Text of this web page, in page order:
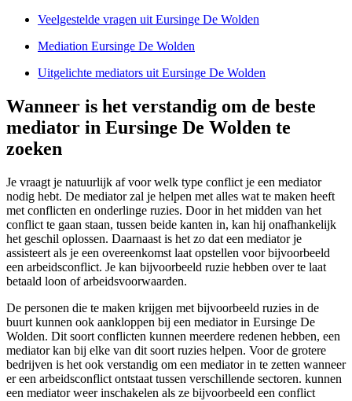
Veelgestelde vragen uit Eursinge De Wolden
Mediation Eursinge De Wolden
Uitgelichte mediators uit Eursinge De Wolden
Wanneer is het verstandig om de beste
mediator in Eursinge De Wolden te
zoeken
Je vraagt je natuurlijk af voor welk type conflict je een mediator
nodig hebt. De mediator zal je helpen met alles wat te maken heeft
met conflicten en onderlinge ruzies. Door in het midden van het
conflict te gaan staan, tussen beide kanten in, kan hij onafhankelijk
het geschil oplossen. Daarnaast is het zo dat een mediator je
assisteert als je een overeenkomst laat opstellen voor bijvoorbeeld
een arbeidsconflict. Je kan bijvoorbeeld ruzie hebben over te laat
betaald loon of arbeidsvoorwaarden.
De personen die te maken krijgen met bijvoorbeeld ruzies in de
buurt kunnen ook aankloppen bij een mediator in Eursinge De
Wolden. Dit soort conflicten kunnen meerdere redenen hebben, een
mediator kan bij elke van dit soort ruzies helpen. Voor de grotere
bedrijven is het ook verstandig om een mediator in te zetten wanneer
er een arbeidsconflict ontstaat tussen verschillende sectoren. kunnen
een mediator weer inschakelen als ze bijvoorbeeld een conflict